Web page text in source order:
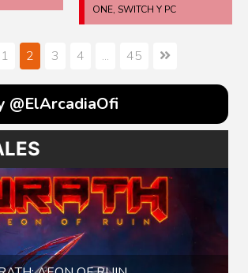
ONE, SWITCH Y PC
1 2 3 4 ... 45
@ElArcadiaOfi